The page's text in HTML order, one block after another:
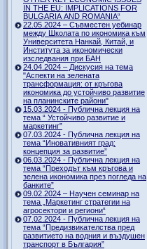
IN THE EU: IMPLICATIONS FOR
BULGARIA AND ROMANIA“
22.05.2024 – Съвместен уебинар
между Школата по икономика към
Университета Нанкай, Китай, и
Института за икономически
изследвания при БАН
24.04.2024 – Дискусия на тема
"Аспекти на зелената
трансформация: от кръгова
икономика до устойчиво развитие
на планинските райони"
15.03.2024 - Публична лекция на
тема “ Устойчиво развитие и
маркетинг”
07.03.2024 - Публична лекция на
тема “Иновативният град:
концепция за развитие”
06.03.2024 - Публична лекция на
тема “Преходът към кръгова и
зелена икономика през погледа на
банките”
09.02.2024 – Научен семинар на
тема „Маркетинг стратегии на
агросектори и региони“
07.02.2024 - Публична лекция на
тема “Предизвикателства пред
развитието на водния и въздушен
транспорт в България”